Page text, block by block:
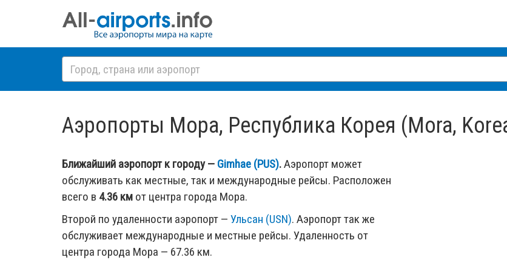
Аэропорты Мора, Республика Корея (Mora,
Ближайший аэропорт к городу — Gimhae (PUS).Аэропорт может
обслуживать как местные, так и международные рейсы. Расположен
всего в 4.36 км от центра города Мора.
Второй по удаленности аэропорт — Ульсан (USN). Аэропорт так же
обслуживает международные и местные рейсы. Удаленность от
центра города Мора — 67.36 км.